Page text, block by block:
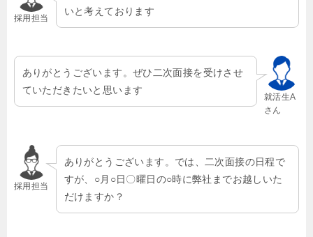
採用担当
いと考えております
就活生A
さん
ありがとうございます。ぜひ二次面接を受けさせ
ていただきたいと思います
採用担当
ありがとうございます。では、二次面接の日程で
すが、○月○日〇曜日の○時に弊社までお越しいた
だけますか？